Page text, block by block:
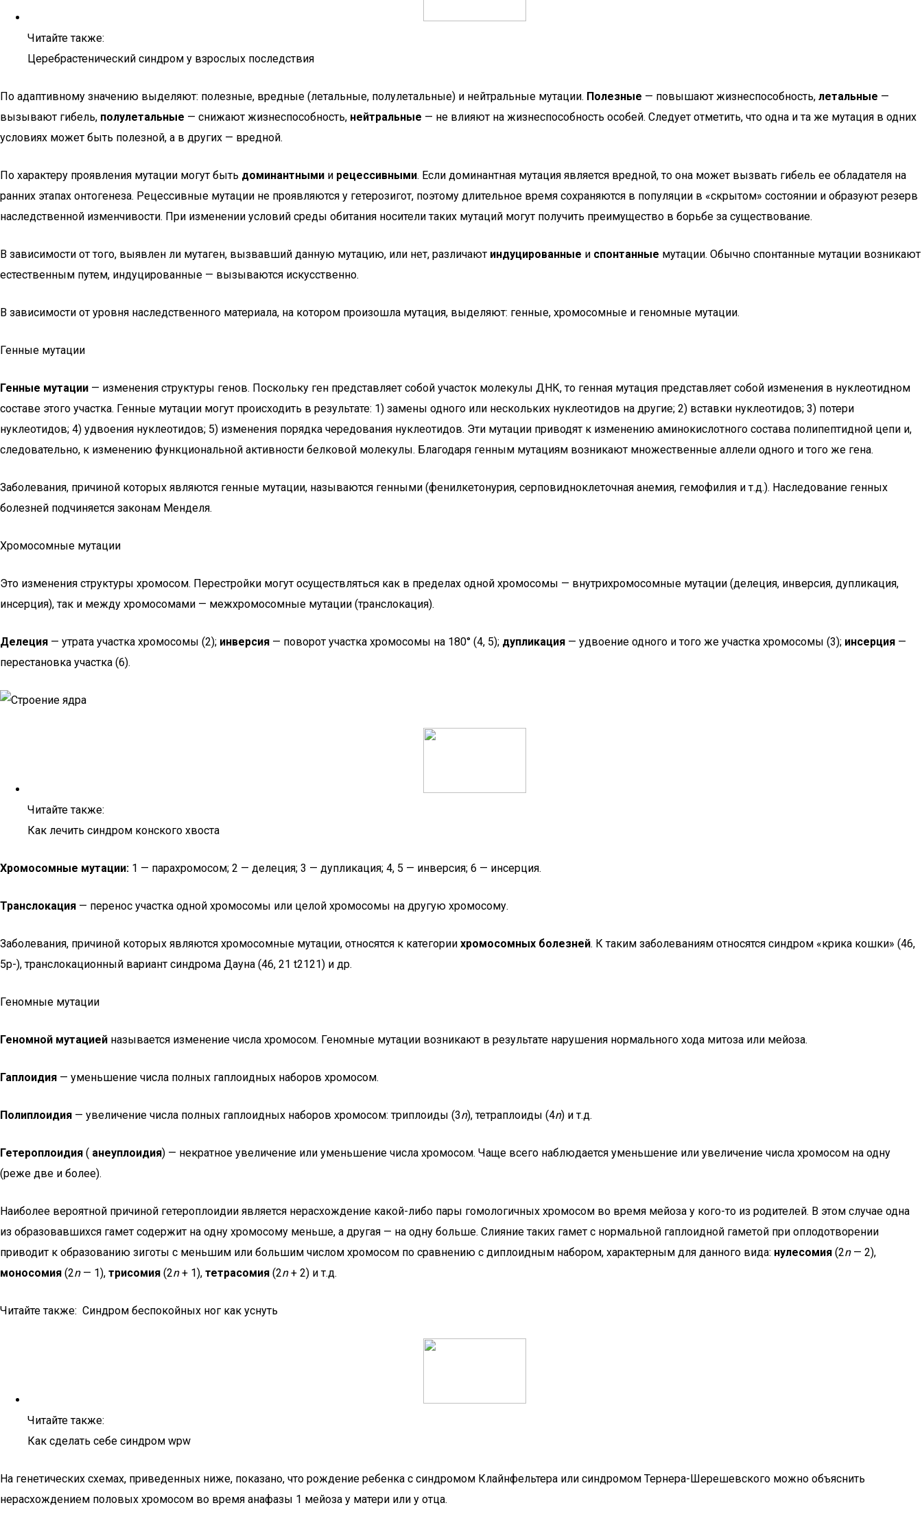
Читайте также:
Церебрастенический синдром у взрослых последствия
По адаптивному значению выделяют: полезные, вредные (летальные, полулетальные) и нейтральные мутации. Полезные — повышают жизнеспособность, летальные —
вызывают гибель, полулетальные — снижают жизнеспособность, нейтральные — не влияют на жизнеспособность особей. Следует отметить, что одна и та же мутация в одних
условиях может быть полезной, а в других — вредной.
По характеру проявления мутации могут быть доминантными и рецессивными. Если доминантная мутация является вредной, то она может вызвать гибель ее обладателя на
ранних этапах онтогенеза. Рецессивные мутации не проявляются у гетерозигот, поэтому длительное время сохраняются в популяции в «скрытом» состоянии и образуют резерв
наследственной изменчивости. При изменении условий среды обитания носители таких мутаций могут получить преимущество в борьбе за существование.
В зависимости от того, выявлен ли мутаген, вызвавший данную мутацию, или нет, различают индуцированные и спонтанные мутации. Обычно спонтанные мутации возникают
естественным путем, индуцированные — вызываются искусственно.
В зависимости от уровня наследственного материала, на котором произошла мутация, выделяют: генные, хромосомные и геномные мутации.
Генные мутации
Генные мутации — изменения структуры генов. Поскольку ген представляет собой участок молекулы ДНК, то генная мутация представляет собой изменения в нуклеотидном
составе этого участка. Генные мутации могут происходить в результате: 1) замены одного или нескольких нуклеотидов на другие; 2) вставки нуклеотидов; 3) потери
нуклеотидов; 4) удвоения нуклеотидов; 5) изменения порядка чередования нуклеотидов. Эти мутации приводят к изменению аминокислотного состава полипептидной цепи и,
следовательно, к изменению функциональной активности белковой молекулы. Благодаря генным мутациям возникают множественные аллели одного и того же гена.
Заболевания, причиной которых являются генные мутации, называются генными (фенилкетонурия, серповидноклеточная анемия, гемофилия и т.д.). Наследование генных
болезней подчиняется законам Менделя.
Хромосомные мутации
Это изменения структуры хромосом. Перестройки могут осуществляться как в пределах одной хромосомы — внутрихромосомные мутации (делеция, инверсия, дупликация,
инсерция), так и между хромосомами — межхромосомные мутации (транслокация).
Делеция — утрата участка хромосомы (2); инверсия — поворот участка хромосомы на 180° (4, 5); дупликация — удвоение одного и того же участка хромосомы (3); инсерция —
перестановка участка (6).
Читайте также:
Как лечить синдром конского хвоста
Хромосомные мутации: 1 — парахромосом; 2 — делеция; 3 — дупликация; 4, 5 — инверсия; 6 — инсерция.
Транслокация — перенос участка одной хромосомы или целой хромосомы на другую хромосому.
Заболевания, причиной которых являются хромосомные мутации, относятся к категории хромосомных болезней. К таким заболеваниям относятся синдром «крика кошки» (46,
5р-), транслокационный вариант синдрома Дауна (46, 21 t2121) и др.
Геномные мутации
Геномной мутацией называется изменение числа хромосом. Геномные мутации возникают в результате нарушения нормального хода митоза или мейоза.
Гаплоидия — уменьшение числа полных гаплоидных наборов хромосом.
Полиплоидия — увеличение числа полных гаплоидных наборов хромосом: триплоиды (3n), тетраплоиды (4n) и т.д.
Гетероплоидия ( анеуплоидия) — некратное увеличение или уменьшение числа хромосом. Чаще всего наблюдается уменьшение или увеличение числа хромосом на одну
(реже две и более).
Наиболее вероятной причиной гетероплоидии является нерасхождение какой-либо пары гомологичных хромосом во время мейоза у кого-то из родителей. В этом случае одна
из образовавшихся гамет содержит на одну хромосому меньше, а другая — на одну больше. Слияние таких гамет с нормальной гаплоидной гаметой при оплодотворении
приводит к образованию зиготы с меньшим или большим числом хромосом по сравнению с диплоидным набором, характерным для данного вида: нулесомия (2n— 2),
моносомия (2n— 1), трисомия (2n+ 1), тетрасомия (2n+ 2) и т.д.
Читайте также: Синдром беспокойных ног как уснуть
Читайте также:
Как сделать себе синдром wpw
На генетических схемах, приведенных ниже, показано, что рождение ребенка с синдромом Клайнфельтера или синдромом Тернера-Шерешевского можно объяснить
нерасхождением половых хромосом во время анафазы 1 мейоза у матери или у отца.